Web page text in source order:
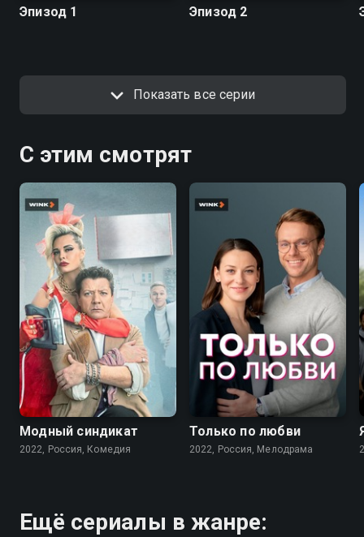
Эпизод 1 Эпизод 2
Показать все серии
С этим смотрят
7.6
Модный синдикат
2022, Россия, Комедия
Только по любви
2022, Россия, Мелодрама
Ещё сериалы в жанре: